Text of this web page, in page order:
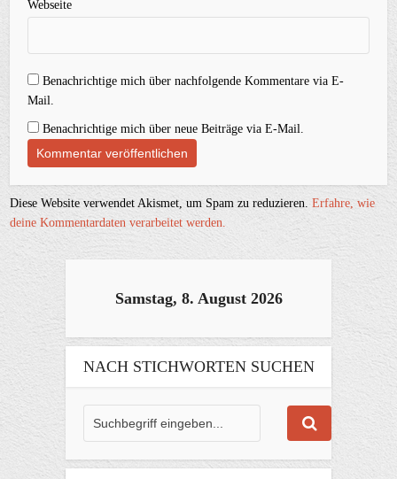
Webseite
Benachrichtige mich über nachfolgende Kommentare via E-
Mail.
Benachrichtige mich über neue Beiträge via E-Mail.
Diese Website verwendet Akismet, um Spam zu reduzieren.Erfahre, wie
deine Kommentardaten verarbeitet werden.
Samstag, 8. August 2026
NACH STICHWORTEN SUCHEN